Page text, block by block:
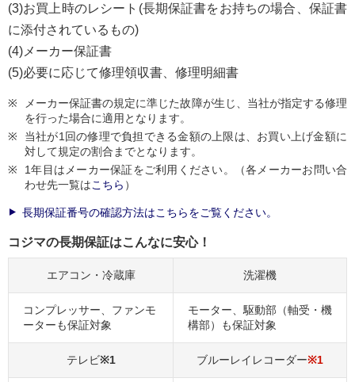
(3)お買上時のレシート(長期保証書をお持ちの場合、保証書
に添付されているもの)
(4)メーカー保証書
(5)必要に応じて修理領収書、修理明細書
メーカー保証書の規定に準じた故障が生じ、当社が指定する修理
を行った場合に適用となります。
当社が1回の修理で負担できる金額の上限は、お買い上げ金額に
対して規定の割合までとなります。
1年目はメーカー保証をご利用ください。（各メーカーお問い合
わせ先一覧はこちら ）
長期保証番号の確認方法はこちらをご覧ください。
コジマの長期保証はこんなに安心！
エアコン・冷蔵庫 洗濯機
コンプレッサー、ファンモ
ーターも保証対象
モーター、駆動部（軸受・機
構部）も保証対象
テレビ※1 ブルーレイレコーダー※1